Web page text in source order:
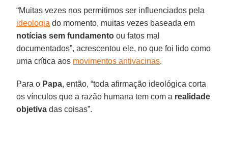
“Muitas vezes nos permitimos ser influenciados pela
ideologia do momento, muitas vezes baseada em
notícias sem fundamento ou fatos mal
documentados”, acrescentou ele, no que foi lido como
uma crítica aos movimentos antivacinas.
Para o Papa, então, “toda afirmação ideológica corta
os vínculos que a razão humana tem com a realidade
objetiva das coisas”.